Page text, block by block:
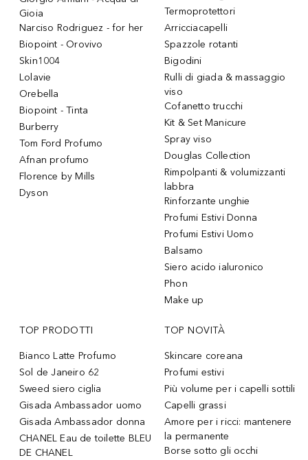
Gioia
Narciso Rodriguez - for her
Biopoint - Orovivo
Skin1004
Lolavie
Orebella
Biopoint - Tinta
Burberry
Tom Ford Profumo
Afnan profumo
Florence by Mills
Dyson
Termoprotettori
Arricciacapelli
Spazzole rotanti
Bigodini
Rulli di giada & massaggio
viso
Cofanetto trucchi
Kit & Set Manicure
Spray viso
Douglas Collection
Rimpolpanti & volumizzanti
labbra
Rinforzante unghie
Profumi Estivi Donna
Profumi Estivi Uomo
Balsamo
Siero acido ialuronico
Phon
Make up
TOP PRODOTTI
Bianco Latte Profumo
Sol de Janeiro 62
Sweed siero ciglia
Gisada Ambassador uomo
Gisada Ambassador donna
CHANEL Eau de toilette BLEU
DE CHANEL
TOP NOVITÀ
Skincare coreana
Profumi estivi
Più volume per i capelli sottili
Capelli grassi
Amore per i ricci: mantenere
la permanente
Borse sotto gli occhi